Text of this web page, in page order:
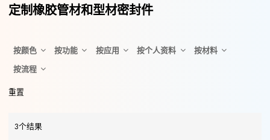
定制橡胶管材和型材密封件
按颜色 按功能 按应用 按个人资料
按材料
按流程
重置
3个结果